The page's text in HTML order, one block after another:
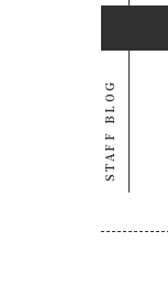
STAFF BLOG